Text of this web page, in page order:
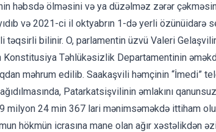
həbsdə ölməsini və ya düzəlməz zərər
və 2021-ci il oktyabrın 1-də yerli özünüidarə
bilinir. O, parlamentin üzvü Valeri
Təhlükəsizlik Departamentinin
məhrum edilib. Saakaşvili həmçinin “İmedi”
Patarkatsişvilinin əmlakını
24 min 367 lari mənimsəməkdə ittiham
hökmün icrasına mane olan ağır xəstəlikdən